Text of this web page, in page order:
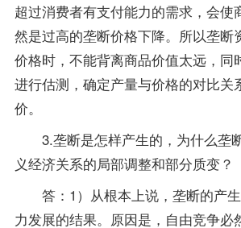
超过消费者有支付能力的需求，会使
然是过高的垄断价格下降。所以垄断
价格时，不能背离商品价值太远，同
进行估测，确定产量与价格的对比关
价。
3.垄断是怎样产生的，为什么垄
义经济关系的局部调整和部分质变？
答：1）从根本上说，垄断的产
力发展的结果。原因是，自由竞争必